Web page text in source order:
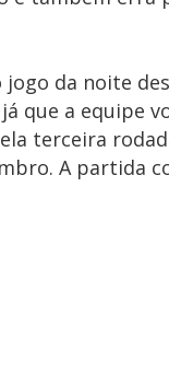
da noite
que a equipe
terceira
A partida